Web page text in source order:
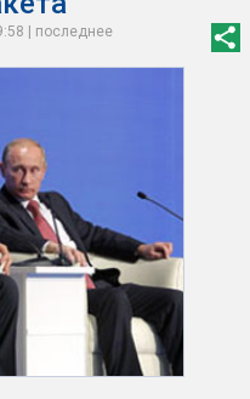
| последнее